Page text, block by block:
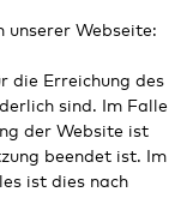
unserer Webseite:
die Erreichung des
sind. Im Falle
der Website ist
beendet ist. Im
ist dies nach